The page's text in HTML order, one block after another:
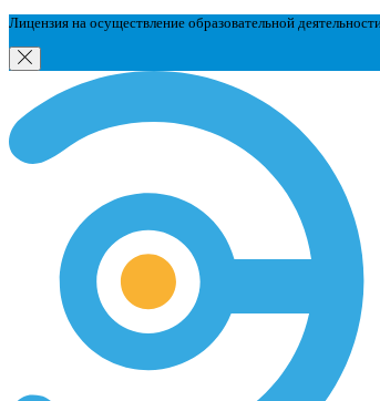
Лицензия на осуществление образовательной